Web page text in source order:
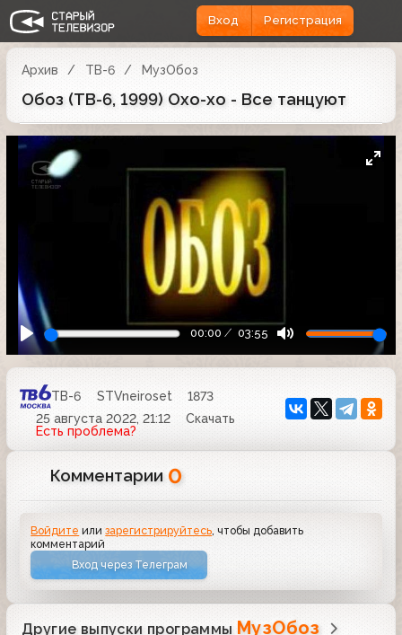
Вход Регистрация
Архив ТВ-6 МузОбоз
Обоз (ТВ-6, 1999) Охо-хо - Все танцуют
00:00 03:55
ТВ-6 STVneiroset
1873
25 августа 2022, 21:12
Скачать
Есть проблема?
Комментарии 0
Войдите илизарегистрируйтесь , чтобы добавить
комментарий
Вход через Телеграм
Другие выпуски программы МузОбоз